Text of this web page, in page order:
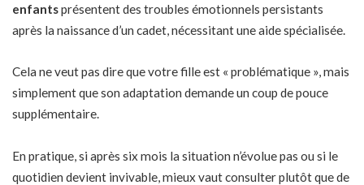
enfantsprésentent des troubles émotionnels persistants
après la naissance d’un cadet, nécessitant une aide spécialisée.
Cela ne veut pas dire que votre fille est « problématique », mais
simplement que son adaptation demande un coup de pouce
supplémentaire.
En pratique, si après six mois la situation n’évolue pas ou si le
quotidien devient invivable, mieux vaut consulter plutôt que de